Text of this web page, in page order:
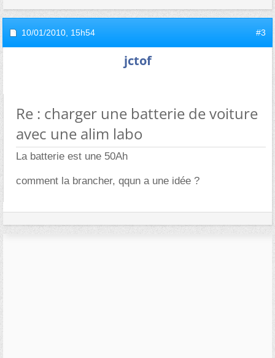
10/01/2010, 15h54 #3
jctof
Re : charger une batterie de voiture
avec une alim labo
La batterie est une 50Ah
comment la brancher, qqun a une idée ?